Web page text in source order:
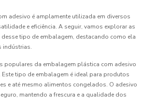
adesivo é amplamente utilizada em diversos
e eficiência. A seguir, vamos explorar as
tipo de embalagem, destacando como ela
indústrias.
populares da embalagem plástica com adesivo
Este tipo de embalagem é ideal para produtos
e até mesmo alimentos congelados. O adesivo
mantendo a frescura e a qualidade dos